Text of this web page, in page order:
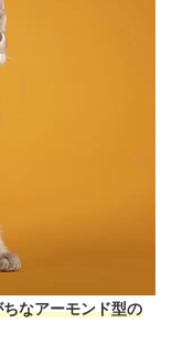
なアーモンド型の